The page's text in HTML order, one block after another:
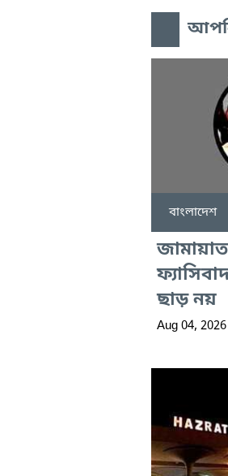
বাংলাদেশ
ছাড় নয়
Aug 04, 2026